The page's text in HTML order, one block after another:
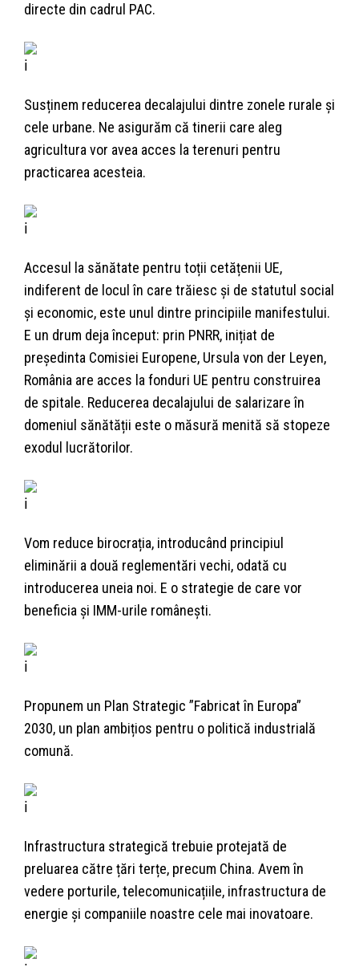
directe din cadrul PAC.
Susținem reducerea decalajului dintre zonele rurale și
cele urbane. Ne asigurăm că tinerii care aleg
agricultura vor avea acces la terenuri pentru
practicarea acesteia.
Accesul la sănătate pentru toții cetățenii UE,
indiferent de locul în care trăiesc și de statutul social
și economic, este unul dintre principiile manifestului.
E un drum deja început: prin PNRR, inițiat de
președinta Comisiei Europene, Ursula von der Leyen,
România are acces la fonduri UE pentru construirea
de spitale. Reducerea decalajului de salarizare în
domeniul sănătății este o măsură menită să stopeze
exodul lucrătorilor.
Vom reduce birocrația, introducând principiul
eliminării a două reglementări vechi, odată cu
introducerea uneia noi. E o strategie de care vor
beneficia și IMM-urile românești.
Propunem un Plan Strategic ”Fabricat în Europa”
2030, un plan ambițios pentru o politică industrială
comună.
Infrastructura strategică trebuie protejată de
preluarea către țări terțe, precum China. Avem în
vedere porturile, telecomunicațiile, infrastructura de
energie și companiile noastre cele mai inovatoare.